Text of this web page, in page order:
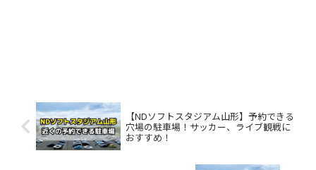
【NDソフトスタジアム山形】予約できる
穴場の駐車場！サッカー、ライブ観戦に
おすすめ！